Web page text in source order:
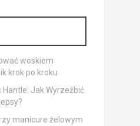
woskiem
krok po kroku
Jak Wyrzeźbić
manicure żelowym